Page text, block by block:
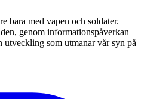
bara med vapen och soldater.
genom informationspåverkan
utveckling som utmanar vår syn på